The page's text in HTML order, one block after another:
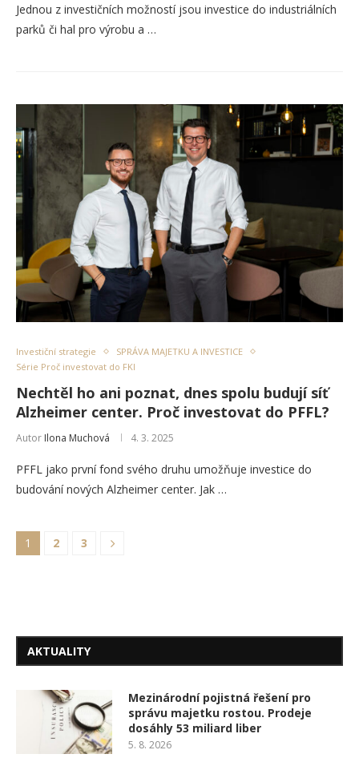
Jednou z investičních možností jsou investice do industriálních
parků či hal pro výrobu a …
Investiční strategie
SPRÁVA MAJETKU A INVESTICE
Série Proč investovat do FKI
Nechtěl ho ani poznat, dnes spolu budují síť
Alzheimer center. Proč investovat do PFFL?
Autor Ilona Muchová 4. 3. 2025
PFFL jako první fond svého druhu umožňuje investice do
budování nových Alzheimer center. Jak …
1 2 3
AKTUALITY
Mezinárodní pojistná řešení pro
správu majetku rostou. Prodeje
dosáhly 53 miliard liber
5. 8. 2026